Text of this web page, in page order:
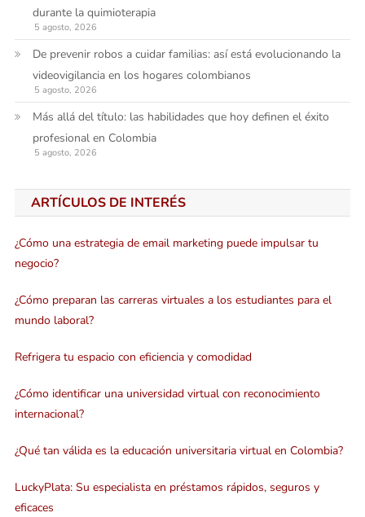
durante la quimioterapia
5 agosto, 2026
De prevenir robos a cuidar familias: así está evolucionando la
videovigilancia en los hogares colombianos
5 agosto, 2026
Más allá del título: las habilidades que hoy definen el éxito
profesional en Colombia
5 agosto, 2026
ARTÍCULOS DE INTERÉS
¿Cómo una estrategia de email marketing puede impulsar tu
negocio?
¿Cómo preparan las carreras virtuales a los estudiantes para el
mundo laboral?
Refrigera tu espacio con eficiencia y comodidad
¿Cómo identificar una universidad virtual con reconocimiento
internacional?
¿Qué tan válida es la educación universitaria virtual en Colombia?
LuckyPlata: Su especialista en préstamos rápidos, seguros y
eficaces